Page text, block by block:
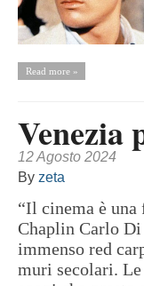
Read more »
Venezia
12 Agosto 2024
By zeta
“Il cinema è
Chaplin Carlo Di
immenso red
muri secolari.